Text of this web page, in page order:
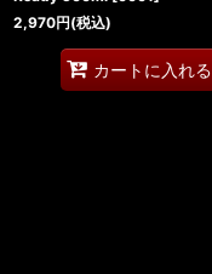
2,970円(税込)
カートに入れる